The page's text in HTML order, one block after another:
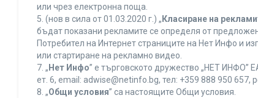
или чрез електронна поща.
5. (нов в сила от 01.03.2020 г.) „ Класиране на
бъдат показани рекламите се определя от
Потребител на Интернет страниците на Нет Инфо и
или стартиране на рекламно видео.
7. „ Нет Инфо” е търговското дружество „НЕТ
ет. 6, еmail: adwise@netinfo.bg, тел: +359 888 950
8. „Общи условия” са настоящите Общи условия.